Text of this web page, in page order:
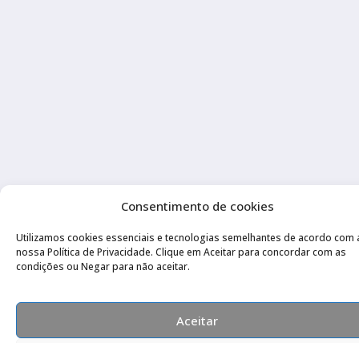
Consentimento de cookies
Utilizamos cookies essenciais e tecnologias semelhantes de acordo com
nossa Política de Privacidade. Clique em Aceitar para concordar com as
condições ou Negar para não aceitar.
Aceitar